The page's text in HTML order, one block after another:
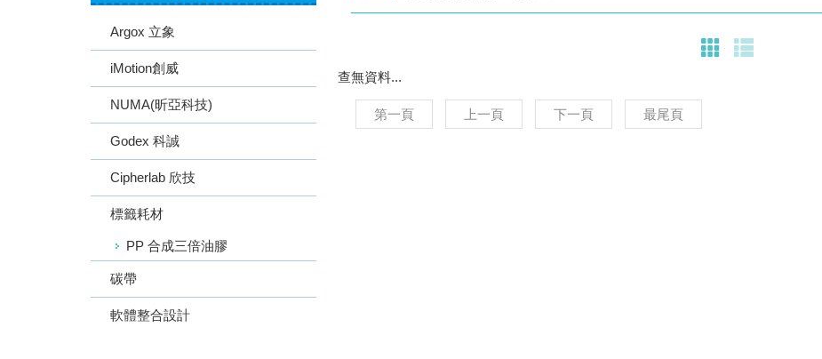
Argox 立象
iMotion創威
NUMA(昕亞科技)
Godex 科誠
Cipherlab 欣技
標籤耗材
PP 合成三倍油膠
碳帶
軟體整合設計
查無資料...
第一頁 上一頁 下一頁 最尾頁